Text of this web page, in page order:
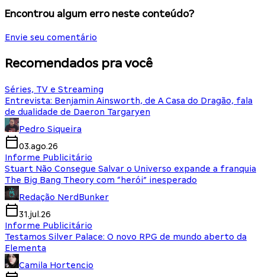
Encontrou algum erro neste conteúdo?
Envie seu comentário
Recomendados pra você
Séries, TV e Streaming
Entrevista: Benjamin Ainsworth, de A Casa do Dragão, fala
de dualidade de Daeron Targaryen
Pedro Siqueira
03.ago.26
Informe Publicitário
Stuart Não Consegue Salvar o Universo expande a franquia
The Big Bang Theory com “herói” inesperado
Redação NerdBunker
31.jul.26
Informe Publicitário
Testamos Silver Palace: O novo RPG de mundo aberto da
Elementa
Camila Hortencio